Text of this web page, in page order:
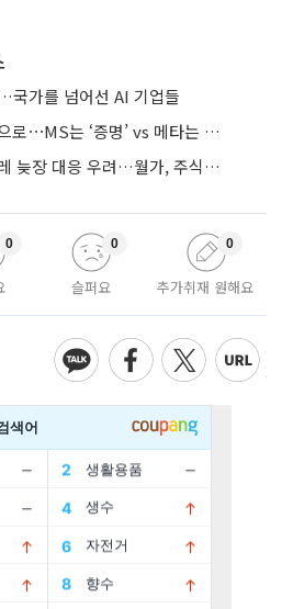
국가를 넘어선 AI 기업들
AI 투자에서 수익 경쟁으로⋯MS는 ‘증명’ vs 메타는 ‘숙제’
연준 금리 동결에 인플레 늦장 대응 우려…월가, 주식도 채권도 던졌다
0
슬퍼요
0
추가취재 원해요
0